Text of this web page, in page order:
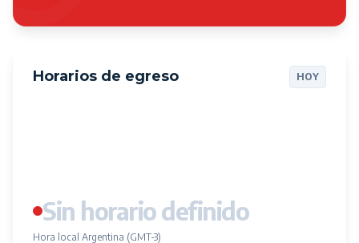
Horarios de egreso HOY
Sin horario definido
Hora local Argentina (GMT-3)